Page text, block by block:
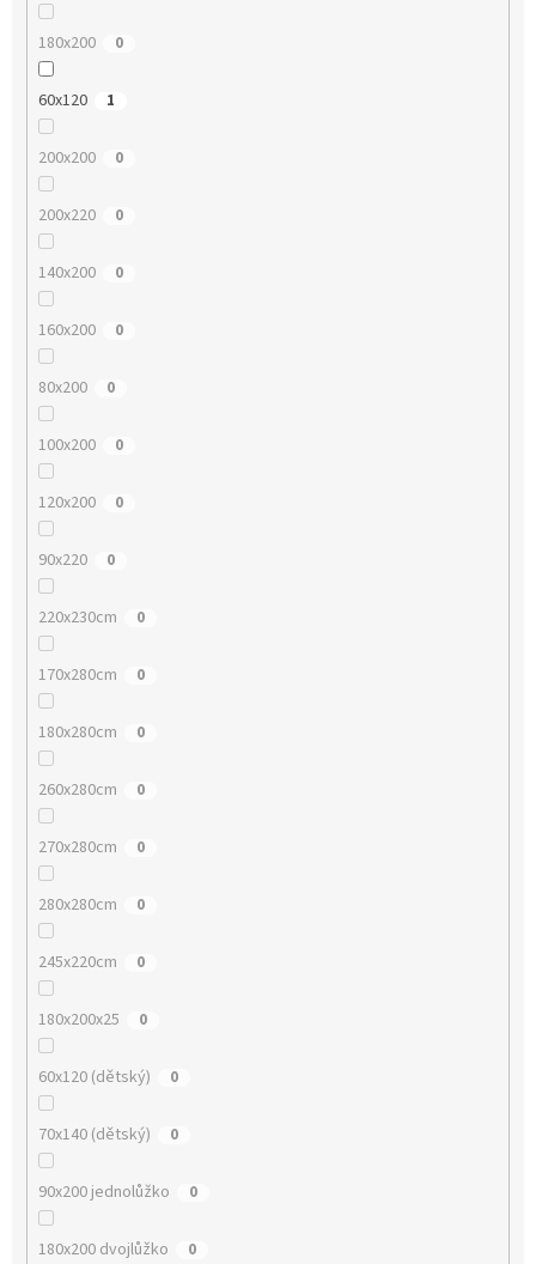
180x200 0
60x120 1
200x200 0
200x220 0
140x200 0
160x200 0
80x200 0
100x200 0
120x200 0
90x220 0
220x230cm 0
170x280cm 0
180x280cm 0
260x280cm 0
270x280cm 0
280x280cm 0
245x220cm 0
180x200x25 0
60x120 (dětský) 0
70x140 (dětský) 0
90x200 jednolůžko 0
180x200 dvojlůžko 0